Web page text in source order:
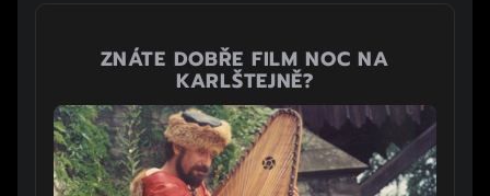
ZNÁTE DOBŘE FILM NOC NA
KARLŠTEJNĚ?